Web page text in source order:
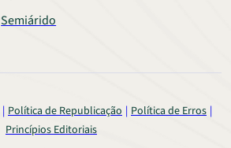
Semiárido
Política de Republicação Política de Erros
Princípios Editoriais